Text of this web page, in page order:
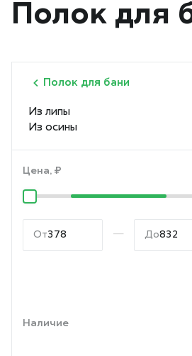
Полок для
Полок для бани
Из липы
Из осины
Цена, ₽
От — До
Наличие